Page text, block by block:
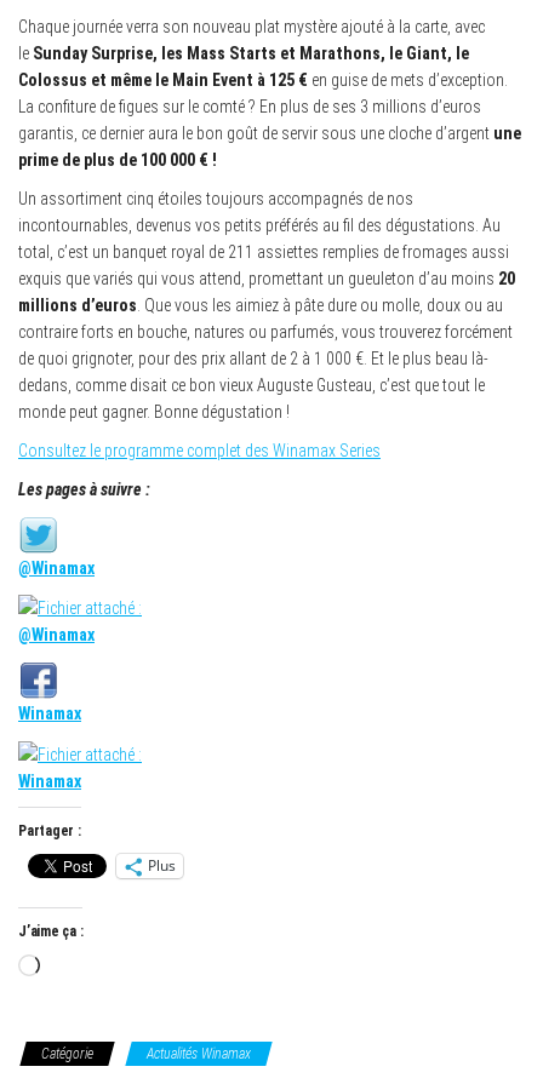
Chaque journée verra son nouveau plat mystère ajouté à la carte, avec
le Sunday Surprise, les Mass Starts et Marathons, le Giant, le
Colossus et même le Main Event à 125 € en guise de mets d’exception.
La confiture de figues sur le comté ? En plus de ses 3 millions d’euros
garantis, ce dernier aura le bon goût de servir sous une cloche d’argent une
prime de plus de 100 000 € !
Un assortiment cinq étoiles toujours accompagnés de nos
incontournables, devenus vos petits préférés au fil des dégustations. Au
total, c’est un banquet royal de 211 assiettes remplies de fromages aussi
exquis que variés qui vous attend, promettant un gueuleton d’au moins 20
millions d’euros . Que vous les aimiez à pâte dure ou molle, doux ou au
contraire forts en bouche, natures ou parfumés, vous trouverez forcément
de quoi grignoter, pour des prix allant de 2 à 1 000 €. Et le plus beau là-
dedans, comme disait ce bon vieux Auguste Gusteau, c’est que tout le
monde peut gagner. Bonne dégustation !
Consultez le programme complet des Winamax Series
Les pages à suivre :
@Winamax
@Winamax
Winamax
Winamax
Partager :
Plus
J’aime ça :
Chargement…
Catégorie Actualités Winamax